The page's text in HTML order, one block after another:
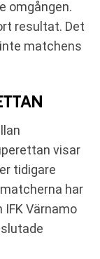
omgången.
resultat. Det
matchens
visar
tidigare
har
IFK Värnamo